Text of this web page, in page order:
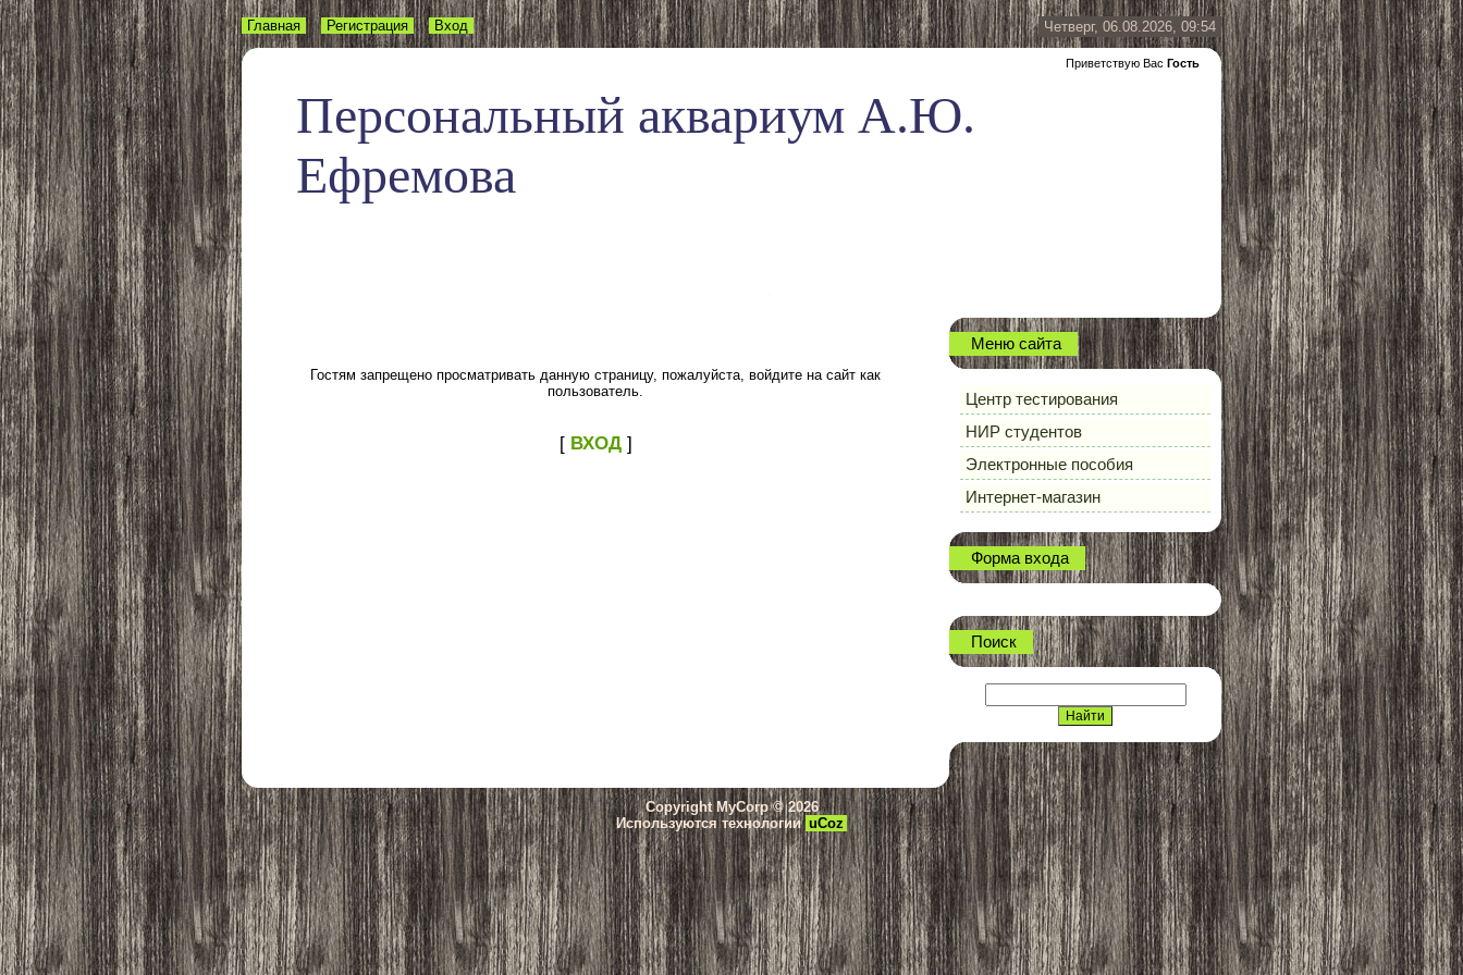
Четверг, 06.08.2026, 09:54
Приветствую Вас Гость
Персональный аквариум А.Ю.
Ефремова
Главная Регистрация Вход
Гостям запрещено просматривать данную страницу, пожалуйста, войдите на сайт как
пользователь.
[ ВХОД]
Меню сайта
Центр тестирования
НИР студентов
Электронные пособия
Интернет-магазин
Форма входа
Поиск
Copyright MyCorp © 2026
Используются технологии uCoz